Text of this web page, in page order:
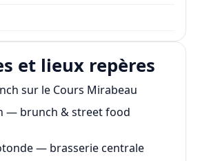
et lieux repères
sur le Cours Mirabeau
— brunch & street food
— brasserie centrale